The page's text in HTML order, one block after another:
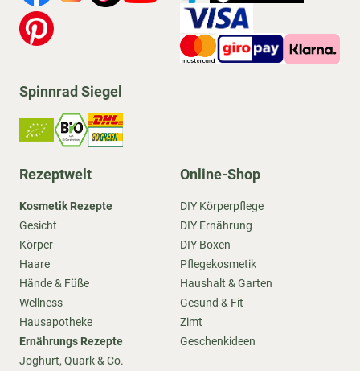
Spinnrad Siegel
Rezeptwelt
Kosmetik Rezepte
Gesicht
Körper
Haare
Hände & Füße
Wellness
Hausapotheke
Ernährungs Rezepte
Joghurt, Quark & Co.
Online-Shop
DIY Körperpflege
DIY Ernährung
DIY Boxen
Pflegekosmetik
Haushalt & Garten
Gesund & Fit
Zimt
Geschenkideen